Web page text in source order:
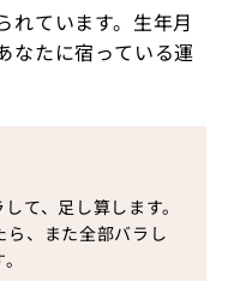
れています。生年月
なたに宿っている運
て、足し算します。
、また全部バラし